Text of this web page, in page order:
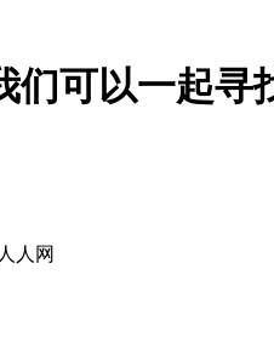
们可以一起寻
人人网